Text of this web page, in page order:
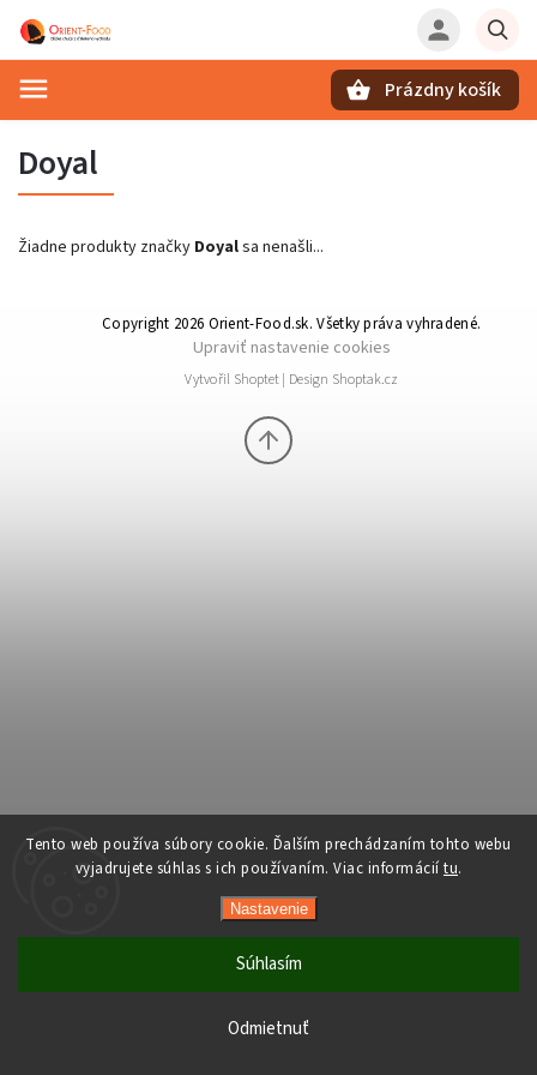
Tento web používa súbory cookie. Ďalším prechádzaním tohto webu
vyjadrujete súhlas s ich používaním. Viac informácií tu.
Nastavenie
Odmietnuť
Súhlasím
Počas horúcich dní neodporúčame doručenie do ParcelBoxov.
Produkty citlivé na vysoké teploty nemusia byť pri prevzatí v
Prázdny košík
Doyal
Žiadne produkty značky Doyalsa nenašli...
Copyright 2026 Orient-Food.sk. Všetky práva vyhradené.
Upraviť nastavenie cookies
Vytvořil Shoptet| Design Shoptak.cz